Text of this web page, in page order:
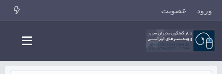
ورود عضویت